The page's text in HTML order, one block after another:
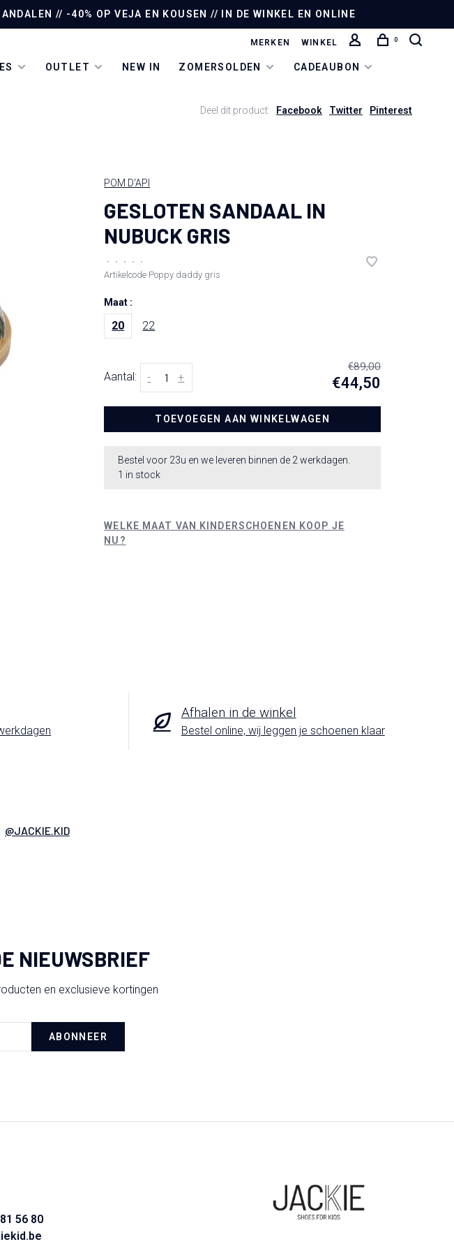
// -40% OP VEJA EN KOUSEN // IN DE WINKEL EN ONLINE
OUTLET NEW IN ZOMERSOLDEN CADEAUBON
MERKEN WINKEL 0
Deel dit product: Facebook Twitter Pinterest
POM D'API
GESLOTEN SANDAAL IN
NUBUCK GRIS
• • • •
•
Artikelcode Poppy daddy gris
Maat :
20 22
Aantal: +
-
€89,00
€44,50
TOEVOEGEN AAN WINKELWAGEN
Bestel voor 23u en we leveren binnen de 2 werkdagen.
1 in stock
WELKE MAAT VAN KINDERSCHOENEN KOOP JE
NU?
Afhalen in de winkel
Bestel online, wij leggen je schoenen klaar
@JACKIE.KID
NIEUWSBRIEF
en exclusieve kortingen
ABONNEER
56 80